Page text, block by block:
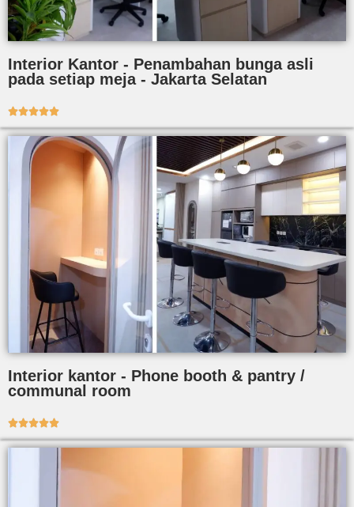
Interior Kantor - Penambahan bunga asli
pada setiap meja - Jakarta Selatan

Interior kantor - Phone booth & pantry /
communal room
